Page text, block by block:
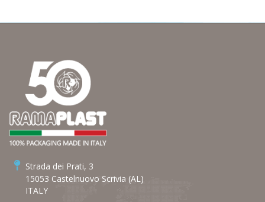
Strada dei Prati, 3
15053 Castelnuovo Scrivia (AL)
ITALY